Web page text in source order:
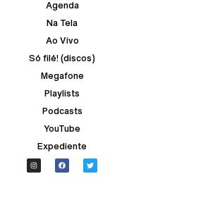
Agenda
Na Tela
Ao Vivo
Só filé! (discos)
Megafone
Playlists
Podcasts
YouTube
Expediente